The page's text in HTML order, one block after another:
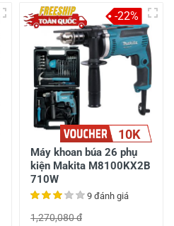
10K
Máy khoan búa 26 phụ
kiện Makita M8100KX2B
710W
9 đánh giá
1,270,080 đ
-22%